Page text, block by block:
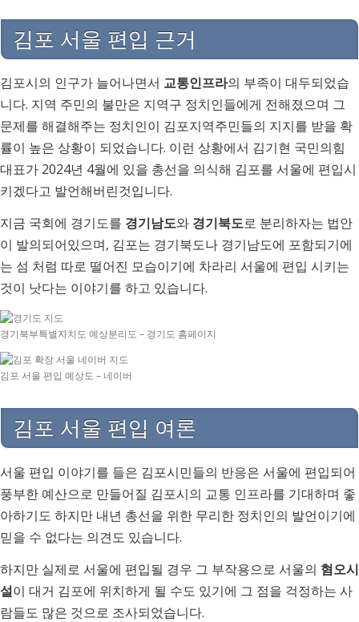
김포 서울 편입 근거
김포시의 인구가 늘어나면서 교통인프라의 부족이 대두되었습
니다. 지역 주민의 불만은 지역구 정치인들에게 전해졌으며 그
문제를 해결해주는 정치인이 김포지역주민들의 지지를 받을 확
률이 높은 상황이 되었습니다. 이런 상황에서 김기현 국민의힘
대표가 2024년 4월에 있을 총선을 의식해 김포를 서울에 편입시
키겠다고 발언해버린것입니다.
지금 국회에 경기도를 경기남도와 경기북도로 분리하자는 법안
이 발의되어있으며, 김포는 경기북도나 경기남도에 포함되기에
는 섬 처럼 따로 떨어진 모습이기에 차라리 서울에 편입 시키는
것이 낫다는 이야기를 하고 있습니다.
경기북부특별자치도 예상분리도 – 경기도 홈페이지
김포 서울 편입 예상도 – 네이버
김포 서울 편입 여론
서울 편입 이야기를 들은 김포시민들의 반응은 서울에 편입되어
풍부한 예산으로 만들어질 김포시의 교통 인프라를 기대하며 좋
아하기도 하지만 내년 총선을 위한 무리한 정치인의 발언이기에
믿을 수 없다는 의견도 있습니다.
하지만 실제로 서울에 편입될 경우 그 부작용으로 서울의 혐오시
설이 대거 김포에 위치하게 될 수도 있기에 그 점을 걱정하는 사
람들도 많은 것으로 조사되었습니다.